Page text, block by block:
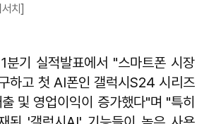
치]
분기 실적발표에서 "스마트폰 시장
하고 첫 AI폰인 갤럭시S24 시리즈
및 영업이익이 증가했다"며 "특히